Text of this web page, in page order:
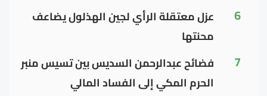
6
عزل معتقلة الرأي لجين الهذلول يضاعف
محنتها
7
فضائح عبدالرحمن السديس بين تسيس منبر
الحرم المكي إلى الفساد المالي